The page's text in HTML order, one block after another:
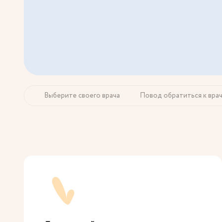
Выберите своего врача Повод обратиться к